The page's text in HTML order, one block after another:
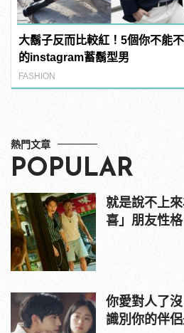
大鬍子反而比較紅！5個你不能
的instagram蓄鬍型男
FASHION
熱門文章
POPULAR
就是說不上
喜」朋友性
你愛對人了沒
識別你的伴